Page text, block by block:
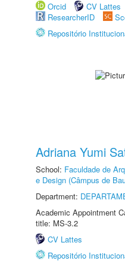
Orcid
CV Lattes
ResearcherID
Repositório
Adriana Yumi
School: Faculdade de
e Design (Câmpus de
Department:
Academic Appointment
title: MS-3.2
CV Lattes
Repositório